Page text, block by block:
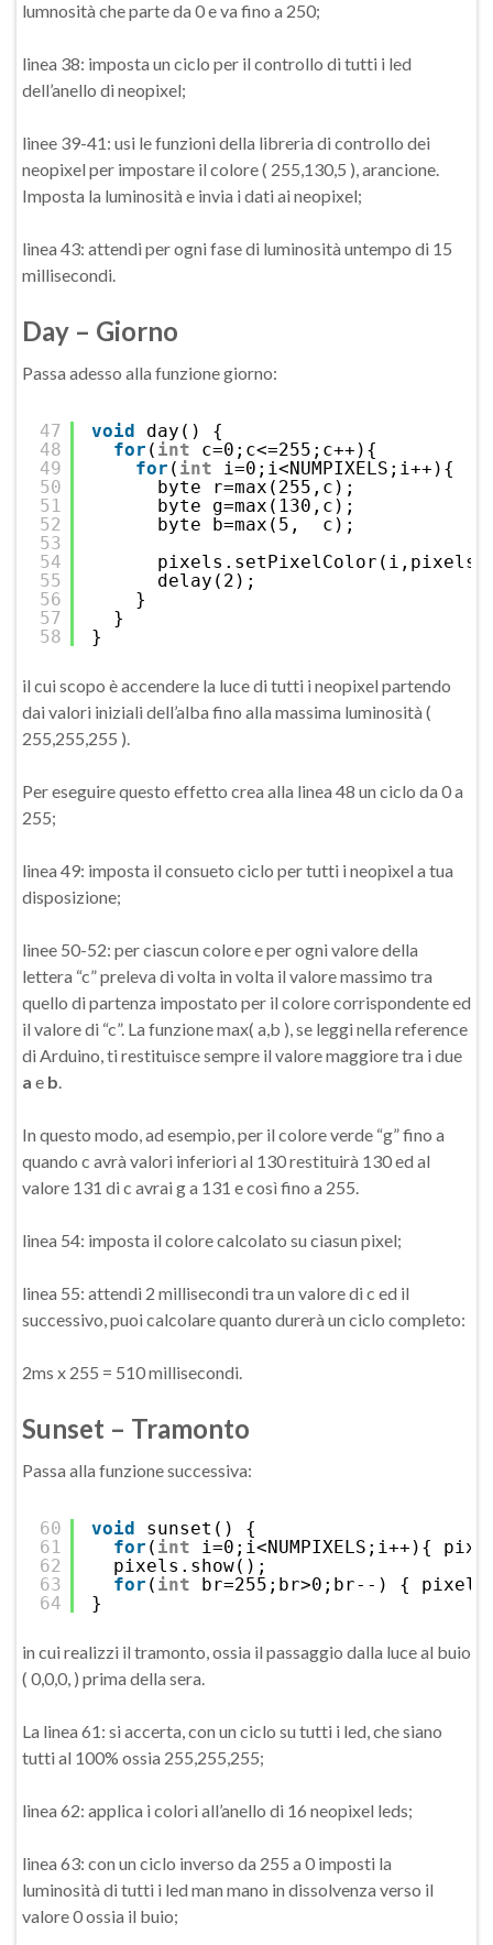
lumnosità che parte da 0 e va fino a 250;
linea 38: imposta un ciclo per il controllo di tutti i led
dell’anello di neopixel;
linee 39-41: usi le funzioni della libreria di controllo dei
neopixel per impostare il colore ( 255,130,5 ), arancione.
Imposta la luminosità e invia i dati ai neopixel;
linea 43: attendi per ogni fase di luminosità untempo di 15
millisecondi.
Day – Giorno
Passa adesso alla funzione giorno:
47
48
49
50
51
52
53
54
55
56
57
58
void
day() {
for ( int
c=0;c<=255;c++){
for ( int
i=0;i<NUMPIXELS;i++){
byte r=max(255,c);
byte g=max(130,c);
byte b=max(5,  c);
delay(2);
}
}
}
il cui scopo è accendere la luce di tutti i neopixel partendo
dai valori iniziali dell’alba fino alla massima luminosità (
255,255,255 ).
Per eseguire questo effetto crea alla linea 48 un ciclo da 0 a
255;
linea 49: imposta il consueto ciclo per tutti i neopixel a tua
disposizione;
linee 50-52: per ciascun colore e per ogni valore della
lettera “c” preleva di volta in volta il valore massimo tra
quello di partenza impostato per il colore corrispondente ed
il valore di “c”. La funzione max( a,b ), se leggi nella reference
di Arduino, ti restituisce sempre il valore maggiore tra i due
a e b
In questo modo, ad esempio, per il colore verde “g” fino a
quando c avrà valori inferiori al 130 restituirà 130 ed al
valore 131 di c avrai g a 131 e così fino a 255.
linea 54: imposta il colore calcolato su ciasun pixel;
linea 55: attendi 2 millisecondi tra un valore di c ed il
successivo, puoi calcolare quanto durerà un ciclo completo:
2ms x 255 = 510 millisecondi.
Sunset – Tramonto
Passa alla funzione successiva:
60
61
62
63
64
void
sunset() {
for ( int
i=0;i<NUMPIXELS;i++){
pixels.show();
for ( int
br=255;br>0;br--) {
}
in cui realizzi il tramonto, ossia il passaggio dalla luce al buio
( 0,0,0, ) prima della sera.
La linea 61: si accerta, con un ciclo su tutti i led, che siano
tutti al 100% ossia 255,255,255;
linea 62: applica i colori all’anello di 16 neopixel leds;
linea 63: con un ciclo inverso da 255 a 0 imposti la
luminosità di tutti i led man mano in dissolvenza verso il
valore 0 ossia il buio;